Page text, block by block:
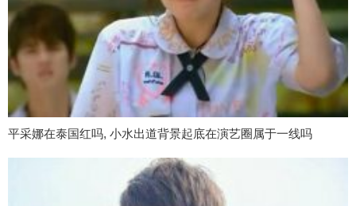
平采娜在泰国红吗, 小水出道背景起底在演艺圈属于一线吗